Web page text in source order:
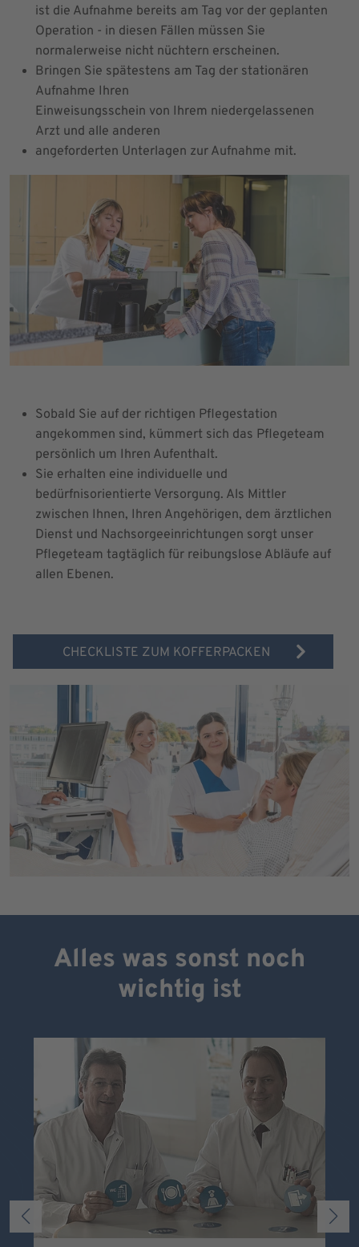
ist die Aufnahme bereits am Tag vor der geplanten
Operation - in diesen Fällen müssen Sie
normalerweise nicht nüchtern erscheinen.
Bringen Sie spätestens am Tag der stationären
Aufnahme Ihren
Einweisungsschein von Ihrem niedergelassenen
Arzt und alle anderen
angeforderten Unterlagen zur Aufnahme mit.
Sobald Sie auf der richtigen Pflegestation
angekommen sind, kümmert sich das Pflegeteam
persönlich um Ihren Aufenthalt.
Sie erhalten eine individuelle und
bedürfnisorientierte Versorgung. Als Mittler
zwischen Ihnen, Ihren Angehörigen, dem ärztlichen
Dienst und Nachsorgeeinrichtungen sorgt unser
Pflegeteam tagtäglich für reibungslose Abläufe auf
allen Ebenen.
CHECKLISTE ZUM KOFFERPACKEN
Alles was sonst noch
wichtig ist